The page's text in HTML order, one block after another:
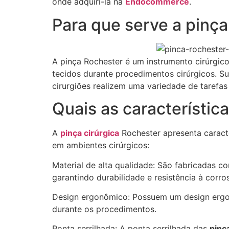
Para que serve a
A pinça Rochester é um instrumento
tecidos durante procedimentos cirúrgicos.
cirurgiões realizem uma variedade de
Quais as
A pinça cirúrgica Rochester apresenta
em ambientes cirúrgicos:
Material de alta qualidade: São fabricadas
garantindo durabilidade e resistência à
Design ergonômico: Possuem um design
durante os procedimentos.